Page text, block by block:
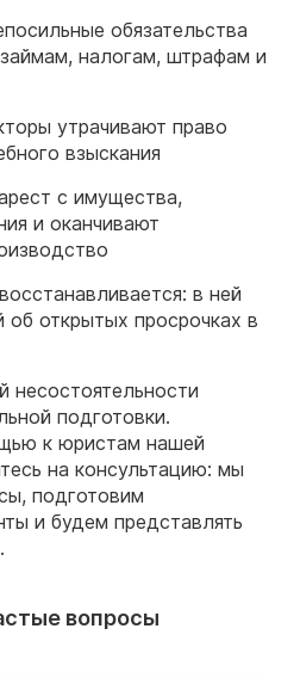
обязательства
налогам, штрафам и
утрачивают право
взыскания
с имущества,
и оканчивают
в ней
об открытых просрочках в
несостоятельности
подготовки.
к юристам нашей
на консультацию: мы
подготовим
и будем представлять
вопросы